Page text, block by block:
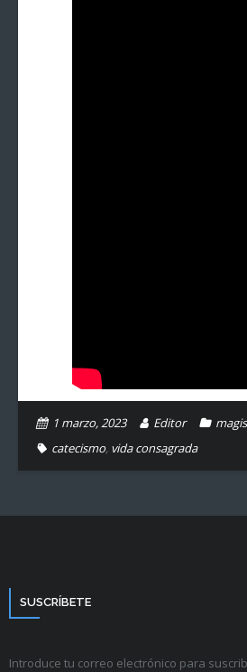
1 marzo, 2023 Editor
catecismo, vida consagrada
SUSCRÍBETE
Introduce tu correo electrónico para